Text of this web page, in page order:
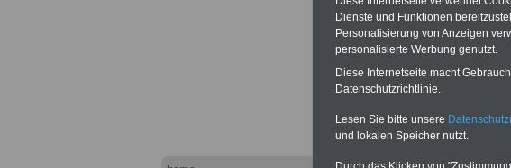
Hessen: Hessisches
Aufstellen von
Dienste und Funktionen
Personalisierung von Anzeigen
personalisierte Werbung genutzt.
Diese Internetseite macht
Datenschutzrichtlinie.
Lesen Sie bitte unsere
und lokalen Speicher nutzt.